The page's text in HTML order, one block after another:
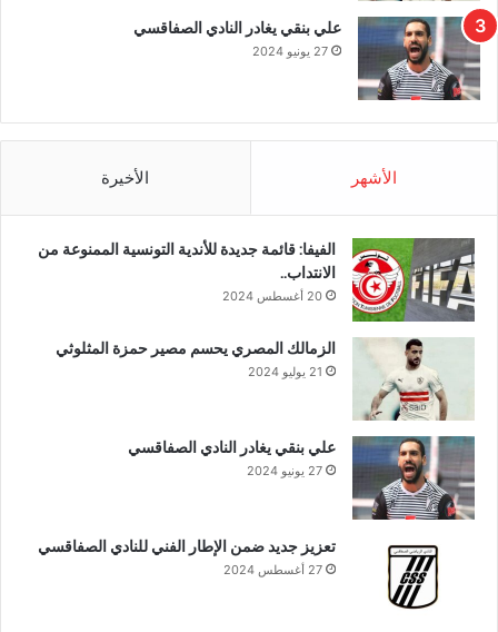
علي بنقي يغادر النادي الصفاقسي
27 يونيو 2024
الأشهر الأخيرة
الفيفا: قائمة جديدة للأندية التونسية الممنوعة من
الانتداب..
20 أغسطس 2024
الزمالك المصري يحسم مصير حمزة المثلوثي
21 يوليو 2024
علي بنقي يغادر النادي الصفاقسي
27 يونيو 2024
تعزيز جديد ضمن الإطار الفني للنادي الصفاقسي
27 أغسطس 2024